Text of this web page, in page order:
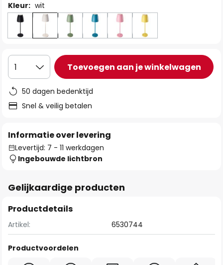
Kleur: wit
1 Toevoegen aan je winkelwagen
50 dagen bedenktijd
Snel & veilig betalen
Informatie over levering
Levertijd: 7 - 11 werkdagen
Ingebouwde lichtbron
Gelijkaardige producten
Productdetails
Artikel: 6530744
Productvoordelen